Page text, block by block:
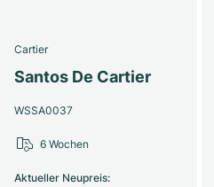
Cartier
Santos De Cartier
WSSA0037
Aktueller Neupreis:
6 Wochen